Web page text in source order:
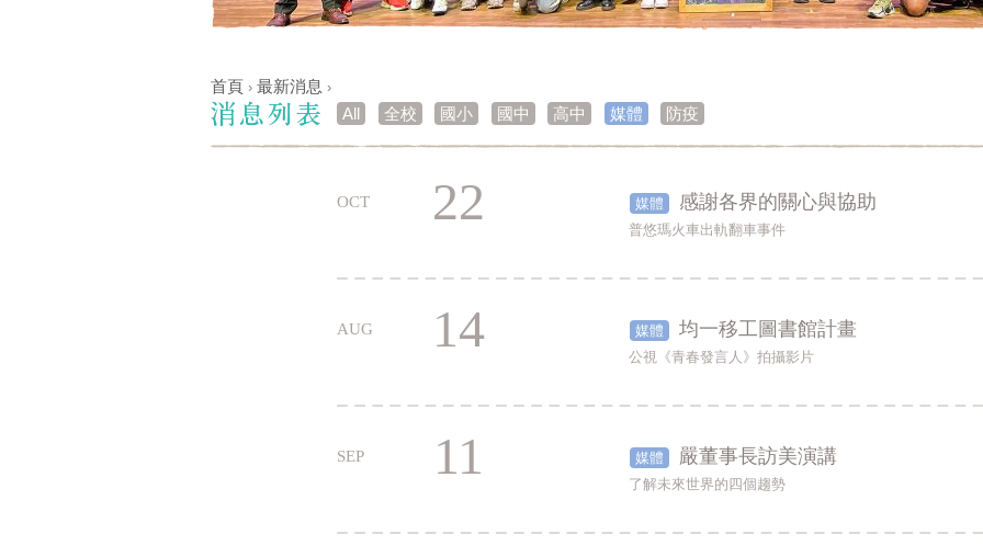
您在這裡
首頁 › 最新消息 ›
All 全校 國小 國中 高中 媒體 防疫
OCT 22 媒體 感謝各界的關心與協助
普悠瑪火車出軌翻車事件
AUG 14 媒體 均一移工圖書館計畫
公視《青春發言人》拍攝影片
SEP 11 媒體 嚴董事長訪美演講
了解未來世界的四個趨勢